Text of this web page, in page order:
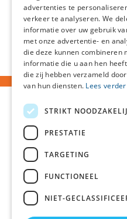
advertenties te
verkeer te analyseren. We
informatie over uw gebruik
met onze advertentie- en
die deze kunnen combineren
informatie die u aan hen
die zij hebben verzameld
van hun diensten. Lees verder
STRIKT
PRESTATIE
TARGETING
FUNCTIONEEL
NIET-